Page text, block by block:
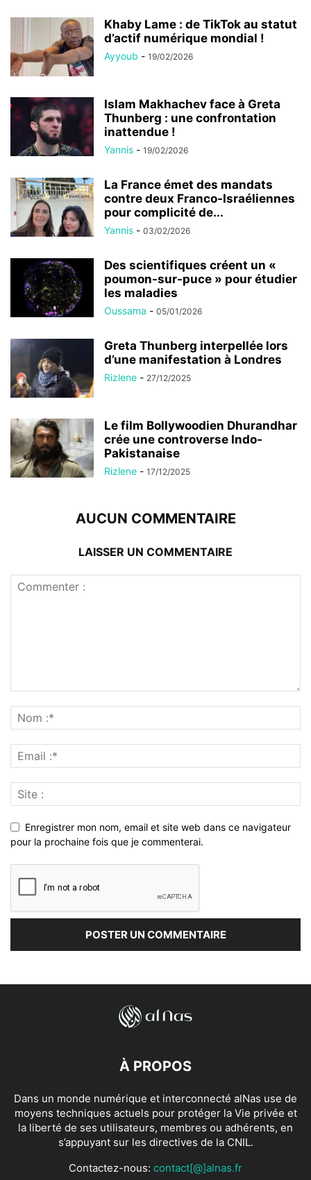
Khaby Lame : de TikTok au statut
d’actif numérique mondial !
Ayyoub - 19/02/2026
Islam Makhachev face à Greta
Thunberg : une confrontation
inattendue !
Yannis - 19/02/2026
La France émet des mandats
contre deux Franco-Israéliennes
pour complicité de...
Yannis - 03/02/2026
Des scientifiques créent un «
poumon-sur-puce » pour étudier
les maladies
Oussama - 05/01/2026
Greta Thunberg interpellée lors
d’une manifestation à Londres
Rizlene - 27/12/2025
Le film Bollywoodien Dhurandhar
crée une controverse Indo-
Pakistanaise
Rizlene - 17/12/2025
AUCUN COMMENTAIRE
LAISSER UN COMMENTAIRE
Enregistrer mon nom, email et site web dans ce navigateur
pour la prochaine fois que je commenterai.
À PROPOS
Dans un monde numérique et interconnecté alNas use de
moyens techniques actuels pour protéger la Vie privée et
la liberté de ses utilisateurs, membres ou adhérents, en
s’appuyant sur les directives de la CNIL.
Contactez-nous: contact[@]alnas.fr